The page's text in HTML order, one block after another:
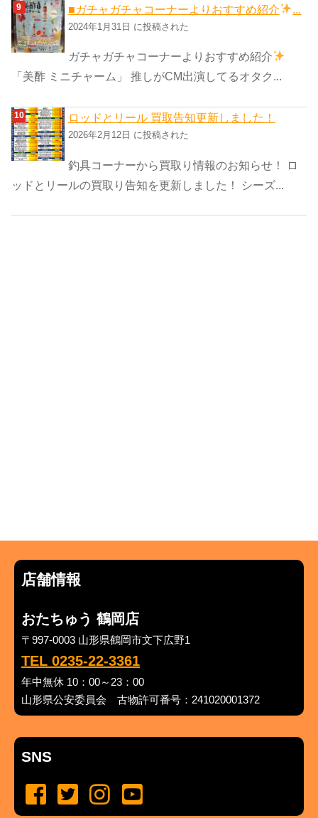
■ガチャガチャコーナーよりおすすめ紹介 ...
2024年1月31日 に投稿された
ガチャガチャコーナーよりおすすめ紹介
「美酢 ミニチャーム」 推しがCM出演してるオタク...
ロッドとリール 買取告知更新しました！
2026年2月12日 に投稿された
釣具コーナーから買取り情報のお知らせ！ ロ
ッドとリールの買取り告知を更新しました！ シーズ...
店舗情報
おたちゅう 鶴岡店
〒997-0003 山形県鶴岡市文下広野1
TEL 0235-22-3361
年中無休 10：00～23：00
山形県公安委員会 古物許可番号：241020001372
SNS